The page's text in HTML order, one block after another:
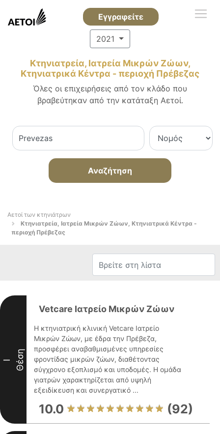
Εγγραφείτε
2021
Κτηνιατρεία, Ιατρεία Μικρών Ζώων,
Κτηνιατρικά Κέντρα - περιοχή Πρέβεζας
Όλες οι επιχειρήσεις από τον κλάδο που
βραβεύτηκαν από την κατάταξη Αετοί.
Αναζήτηση
Αετοί των κτηνιάτρων
Κτηνιατρεία, Ιατρεία Μικρών Ζώων, Κτηνιατρικά Κέντρα -
περιοχή Πρέβεζας
I Θέση
Vetcare Ιατρείο Μικρών Ζώων
Η κτηνιατρική κλινική Vetcare Ιατρείο
Μικρών Ζώων, με έδρα την Πρέβεζα,
προσφέρει αναβαθμισμένες υπηρεσίες
φροντίδας μικρών ζώων, διαθέτοντας
σύγχρονο εξοπλισμό και υποδομές. Η ομάδα
γιατρών χαρακτηρίζεται από υψηλή
εξειδίκευση και συνεργατικό ...
10.0 (92)